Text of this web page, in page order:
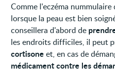
Comme l'eczéma
lorsque la peau est bien
conseillera d'abord de
les endroits difficiles, il peut
cortisone et, en cas de
médicament contre les